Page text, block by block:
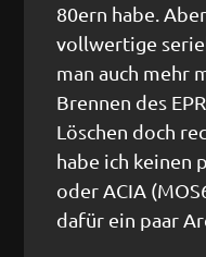
80ern habe.
vollwertige
man auch mehr
Brennen des
Löschen doch
habe ich keinen
oder ACIA
dafür ein paar